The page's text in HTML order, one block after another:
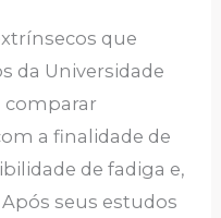
que
da Universidade
comparar
a finalidade de
de fadiga e,
seus estudos